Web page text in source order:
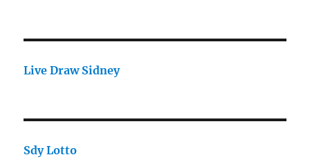
Live Draw Sidney
Sdy Lotto